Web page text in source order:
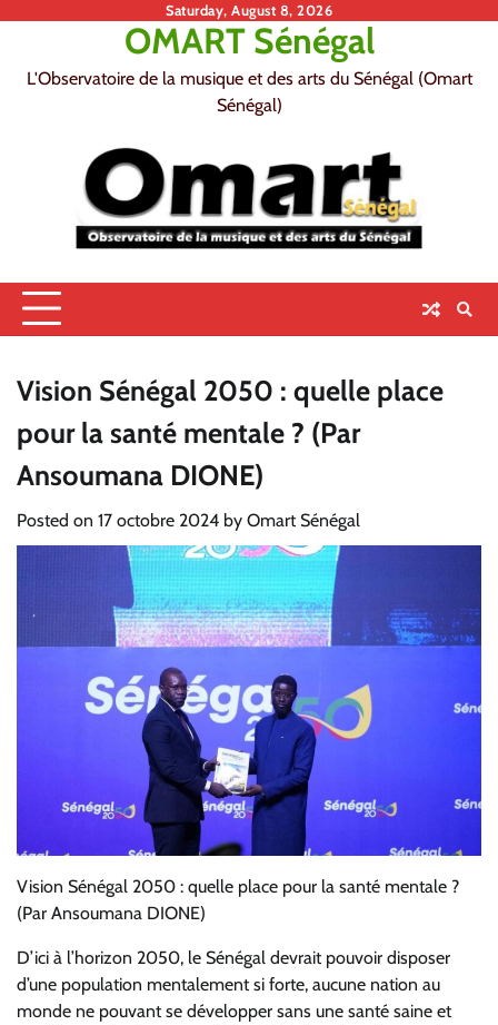
Saturday, August 8, 2026
OMART Sénégal
L'Observatoire de la musique et des arts du Sénégal (Omart
Sénégal)
Vision Sénégal 2050 : quelle place
pour la santé mentale ? (Par
Ansoumana DIONE)
Posted on 17 octobre 2024 by Omart Sénégal
Vision Sénégal 2050 : quelle place pour la santé mentale ?
(Par Ansoumana DIONE)
D’ici à l’horizon 2050, le Sénégal devrait pouvoir disposer
d’une population mentalement si forte, aucune nation au
monde ne pouvant se développer sans une santé saine et